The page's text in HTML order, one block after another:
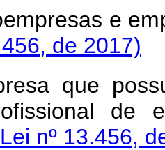
e
de 2017)
que
de
nº 13.456,